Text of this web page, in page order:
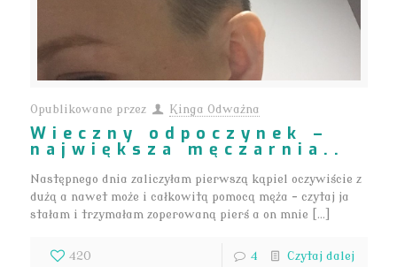
Opublikowane przez Kinga Odważna
Wieczny odpoczynek –
największa męczarnia..
Następnego dnia zaliczyłam pierwszą kąpiel oczywiście z
dużą a nawet może i całkowitą pomocą męża – czytaj ja
stałam i trzymałam zoperowaną pierś a on mnie […]
420 4 Czytaj dalej